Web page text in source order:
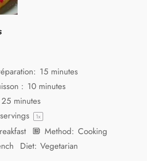
15 minutes
: 10 minutes
25 minutes
1x
Method: Cooking
Diet: Vegetarian